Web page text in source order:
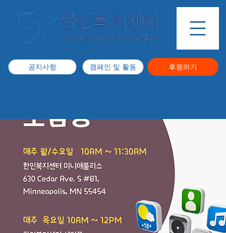
공지사항 캠페인 및 활동 후원하기